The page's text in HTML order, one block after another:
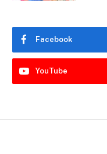
Facebook
YouTube